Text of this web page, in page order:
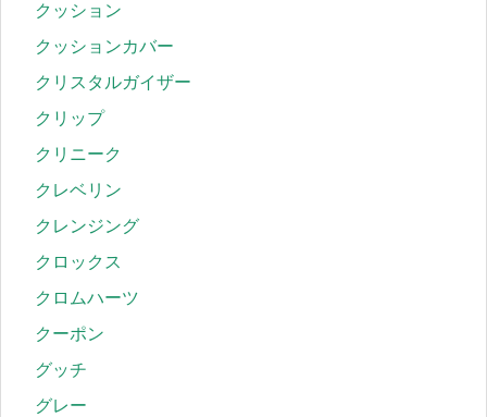
クッション
クッションカバー
クリスタルガイザー
クリップ
クリニーク
クレベリン
クレンジング
クロックス
クロムハーツ
クーポン
グッチ
グレー